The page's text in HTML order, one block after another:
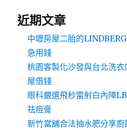
近期文章
中壢房屋二胎的
急用錢
桃園客製化沙發與台北洗
屋借錢
眼科嚴選飛秒雷射白內障
祛痘膏
新竹當舖合法抽水肥分享